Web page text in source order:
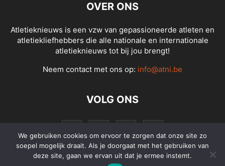
OVER ONS
Atletieknieuws is een vzw van gepassioneerde atleten en
atletiekliefhebbers die alle nationale en internationale
atletieknieuws tot bij jou brengt!
Neem contact met ons op: info@atni.be
VOLG ONS
We gebruiken cookies om ervoor te zorgen dat onze site zo
soepel mogelijk draait. Als je doorgaat met het gebruiken van
deze site, gaan we ervan uit dat je ermee instemt.